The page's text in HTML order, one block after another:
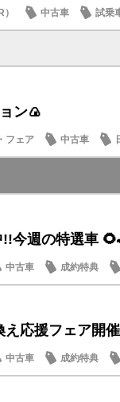
中古車
試乗
ン🍙
フェア 中古車
今週の特選車
中古車 成約特典
応援フェア開
中古車 成約特典